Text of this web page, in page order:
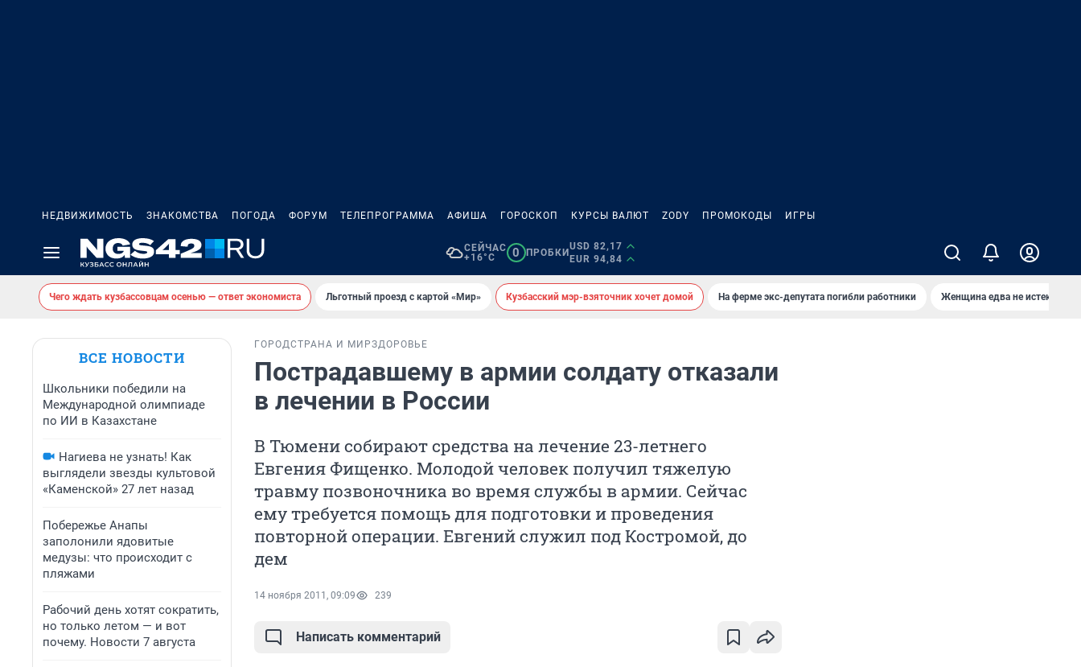
НЕДВИЖИМОСТЬ ЗНАКОМСТВА ПОГОДА ФОРУМ ТЕЛЕПРОГРАММА АФИША ГОРОСКОП КУРСЫ ВАЛЮТ ZODY ПРОМОКОДЫ ИГРЫ
СЕЙЧАС
+16°C
0 ПРОБКИ
USD 82,17
EUR 94,84
Чего ждать кузбассовцам осенью — ответ экономиста Льготный проезд с картой «Мир» Кузбасский мэр-взяточник хочет домой На ферме экс-депутата погибли работники Женщина едва не истекла
ВСЕ НОВОСТИ
Школьники победили на
Международной олимпиаде
по ИИ в Казахстане
Нагиева не узнать! Как
выглядели звезды культовой
«Каменской» 27 лет назад
Побережье Анапы
заполонили ядовитые
медузы: что происходит с
пляжами
Рабочий день хотят сократить,
но только летом — и вот
почему. Новости 7 августа
ГОРОДСТРАНА И МИРЗДОРОВЬЕ
Пострадавшему в армии солдату отказали
в лечении в России
В Тюмени собирают средства на лечение 23-летнего
Евгения Фищенко. Молодой человек получил тяжелую
травму позвоночника во время службы в армии. Сейчас
ему требуется помощь для подготовки и проведения
повторной операции. Евгений служил под Костромой, до
дем
14 ноября 2011, 09:09 239
Написать комментарий